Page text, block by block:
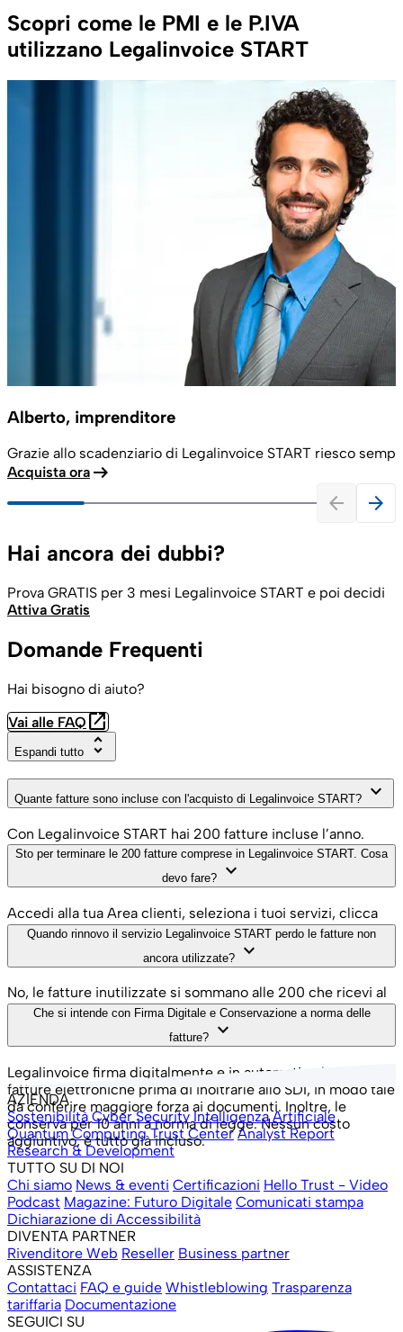
Scopri come le PMI e le P.IVA
utilizzano Legalinvoice START
Alberto, imprenditore
Grazie allo scadenziario di Legalinvoice START riesco
Acquista ora arrow_right_alt
arrow_back
arrow_forward
Hai ancora dei dubbi?
Prova GRATIS per 3 mesi Legalinvoice START e poi decidi
Attiva Gratis
Domande Frequenti
Hai bisogno di aiuto?
Vai alle FAQ open_in_new
Espandi tutto unfold_more
Quante fatture sono incluse con l'acquisto di Legalinvoice START? keyboard_arrow_down
Con Legalinvoice START hai 200 fatture incluse l’anno.
Sto per terminare le 200 fatture comprese in Legalinvoice START. Cosa
devo fare?
keyboard_arrow_down
Accedi alla tua Area clienti, seleziona i tuoi servizi, clicca
su “Potenzia” e acquista uno o più pacchetti aggiuntivi da
Quando rinnovo il servizio Legalinvoice START perdo le fatture non
ancora utilizzate?
keyboard_arrow_down
No, le fatture inutilizzate si sommano alle 200 che ricevi al
rinnovo.Che si intende con Firma Digitale e Conservazione a norma delle
fatture?
keyboard_arrow_down
Legalinvoice firma digitalmente e in automatico le tue
fatture elettroniche prima di inoltrarle allo SDI, in modo tale
da conferire maggiore forza ai documenti. Inoltre, le
conserva per 10 anni a norma di legge. Nessun costo
aggiuntivo, è tutto già incluso.
AZIENDA
Sostenibilità Cyber Security Intelligenza Artificiale
Quantum Computing Trust Center Analyst Report
Research & Development
TUTTO SU DI NOI
Chi siamo News & eventi Certificazioni Hello Trust - Video
Podcast Magazine: Futuro Digitale Comunicati stampa
Dichiarazione di Accessibilità
DIVENTA PARTNER
Rivenditore Web Reseller Business partner
ASSISTENZA
Contattaci FAQ e guide Whistleblowing Trasparenza
tariffaria Documentazione
SEGUICI SU